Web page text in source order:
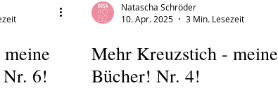
6!
Natascha Schröder
10. Apr. 2025
3 Min. Lesezeit
Mehr Kreuzstich - meine
Bücher! Nr. 4!